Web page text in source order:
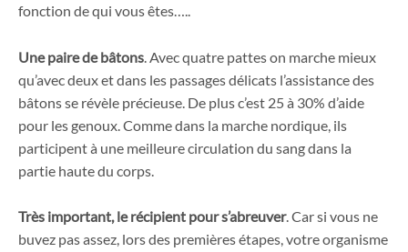
fonction de qui vous êtes…..
Une paire de bâtons . Avec quatre pattes on marche mieux
qu’avec deux et dans les passages délicats l’assistance des
bâtons se révèle précieuse. De plus c’est 25 à 30% d’aide
pour les genoux. Comme dans la marche nordique, ils
participent à une meilleure circulation du sang dans la
partie haute du corps.
Très important, le récipient pour s’abreuver. Car si vous ne
buvez pas assez, lors des premières étapes, votre organisme